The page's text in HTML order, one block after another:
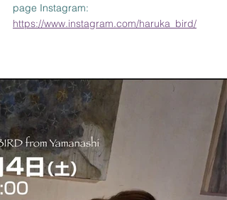
page Instagram:
https://www.instagram.com/haruka_bird/